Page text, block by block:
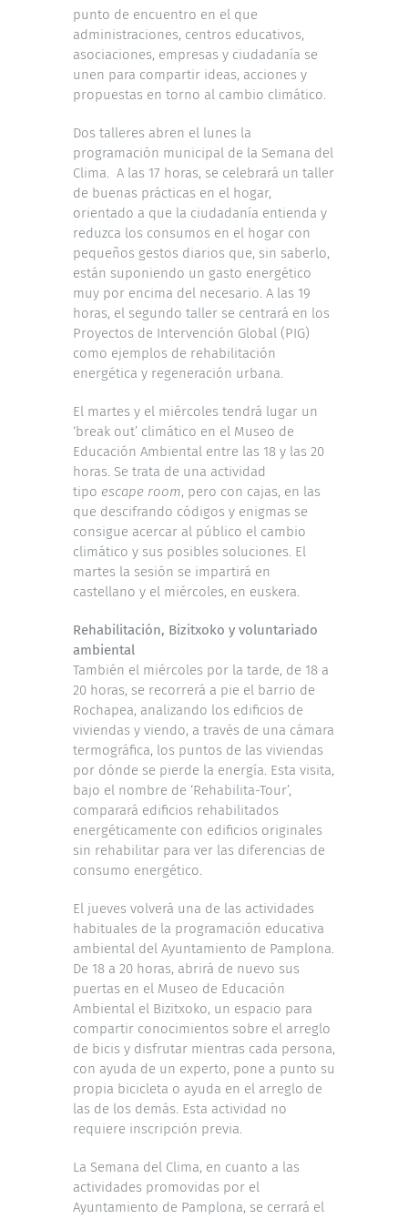
punto de encuentro en el que
administraciones, centros educativos,
asociaciones, empresas y ciudadanía se
unen para compartir ideas, acciones y
propuestas en torno al cambio climático.
Dos talleres abren el lunes la
programación municipal de la Semana del
Clima. A las 17 horas, se celebrará un taller
de buenas prácticas en el hogar,
orientado a que la ciudadanía entienda y
reduzca los consumos en el hogar con
pequeños gestos diarios que, sin saberlo,
están suponiendo un gasto energético
muy por encima del necesario. A las 19
horas, el segundo taller se centrará en los
Proyectos de Intervención Global (PIG)
como ejemplos de rehabilitación
energética y regeneración urbana.
El martes y el miércoles tendrá lugar un
‘break out’ climático en el Museo de
Educación Ambiental entre las 18 y las 20
horas. Se trata de una actividad
tipo escape room, pero con cajas, en las
que descifrando códigos y enigmas se
consigue acercar al público el cambio
climático y sus posibles soluciones. El
martes la sesión se impartirá en
castellano y el miércoles, en euskera.
Rehabilitación, Bizitxoko y voluntariado
ambiental
También el miércoles por la tarde, de 18 a
20 horas, se recorrerá a pie el barrio de
Rochapea, analizando los edificios de
viviendas y viendo, a través de una cámara
termográfica, los puntos de las viviendas
por dónde se pierde la energía. Esta visita,
bajo el nombre de ‘Rehabilita-Tour’,
comparará edificios rehabilitados
energéticamente con edificios originales
sin rehabilitar para ver las diferencias de
consumo energético.
El jueves volverá una de las actividades
habituales de la programación educativa
ambiental del Ayuntamiento de Pamplona.
De 18 a 20 horas, abrirá de nuevo sus
puertas en el Museo de Educación
Ambiental el Bizitxoko, un espacio para
compartir conocimientos sobre el arreglo
de bicis y disfrutar mientras cada persona,
con ayuda de un experto, pone a punto su
propia bicicleta o ayuda en el arreglo de
las de los demás. Esta actividad no
requiere inscripción previa.
La Semana del Clima, en cuanto a las
actividades promovidas por el
Ayuntamiento de Pamplona, se cerrará el